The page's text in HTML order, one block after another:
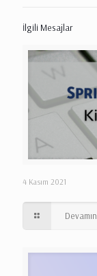
İlgili Mesajlar
4 Kasım 2021